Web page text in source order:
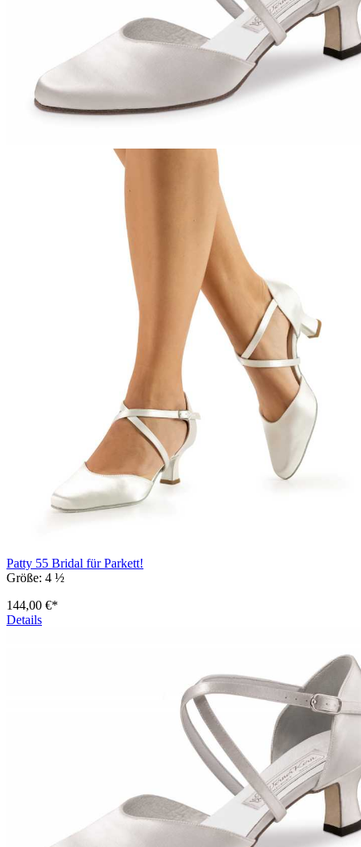
Patty 55 Bridal für Parkett!
Größe: 4 ½
144,00 €*
Details